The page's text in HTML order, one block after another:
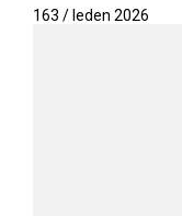
163 / leden 2026